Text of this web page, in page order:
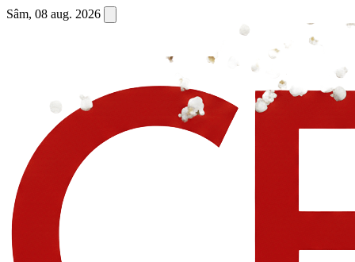
Sâm, 08 aug. 2026